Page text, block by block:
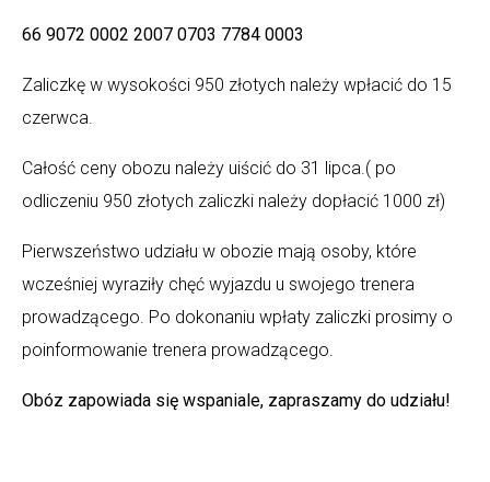
66 9072 0002 2007 0703 7784 0003
Zaliczkę w wysokości 950 złotych należy wpłacić do 15
czerwca.
Całość ceny obozu należy uiścić do 31 lipca.( po
odliczeniu 950 złotych zaliczki należy dopłacić 1000 zł)
Pierwszeństwo udziału w obozie mają osoby, które
wcześniej wyraziły chęć wyjazdu u swojego trenera
prowadzącego. Po dokonaniu wpłaty zaliczki prosimy o
poinformowanie trenera prowadzącego.
Obóz zapowiada się wspaniale, zapraszamy do udziału!